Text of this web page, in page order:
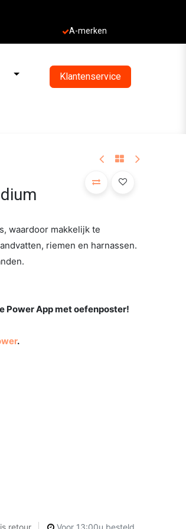
A-merken
Klantenservice
waardoor makkelijk te
riemen en harnassen.
Power App met oefenposter!
.
retour Voor 13:00u besteld,